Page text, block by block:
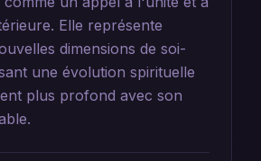
Elle représente
dimensions de soi-
une évolution spirituelle
plus profond avec son